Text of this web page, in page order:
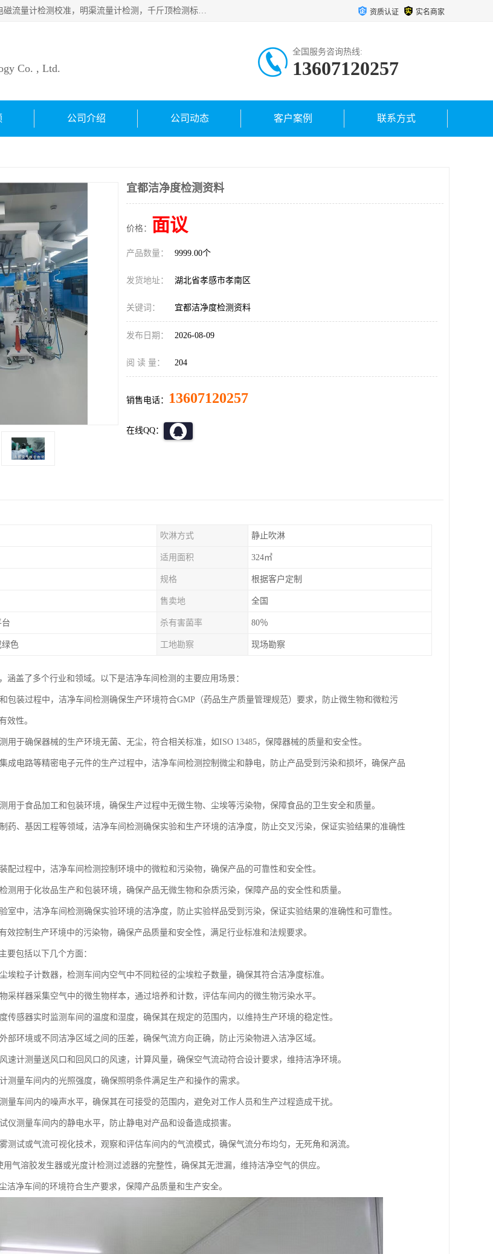
仪器仪表计量：压力表检测校准，燃气报警检测，可燃气体探测器检测，电磁流量计检测校准，明渠流量计检测，千斤顶检测标定，仪器校准，量具校准，仪表检测，仪器检测，计量设备校准；洁净室检测：洁净度检测，洁净厂房检测，无尘洁净室检测，悬浮粒子检测，*过滤器检测；安全阀校验：安全阀校验，安全阀检验，安全阀检测，安全阀年检，安全阀校正，安全阀校准； 资质认证 实名商家
Co. , Ltd.
全国服务咨询热线:
13607120257
公司介绍 公司动态 客户案例 联系方式
宜都洁净度检测资料
价格： 面议
产品数量： 9999.00个
发货地址： 湖北省孝感市孝南区
关键词： 宜都洁净度检测资料
发布日期： 2026-08-09
阅 读 量： 204
销售电话： 13607120257
在线QQ：
吹淋方式 静止吹淋
适用面积 324㎡
规格 根据客户定制
售卖地 全国
杀有害菌率 80％
绿色 工地勘察 现场勘察
涵盖了多个行业和领域。以下是洁净车间检测的主要应用场景：
包装过程中，洁净车间检测确保生产环境符合GMP（药品生产质量管理规范）要求，防止微生物和微粒污
效性。
用于确保器械的生产环境无菌、无尘，符合相关标准，如ISO 13485，保障器械的质量和安全性。
成电路等精密电子元件的生产过程中，洁净车间检测控制微尘和静电，防止产品受到污染和损坏，确保产品
用于食品加工和包装环境，确保生产过程中无微生物、尘埃等污染物，保障食品的卫生安全和质量。
药、基因工程等领域，洁净车间检测确保实验和生产环境的洁净度，防止交叉污染，保证实验结果的准确性
配过程中，洁净车间检测控制环境中的微粒和污染物，确保产品的可靠性和安全性。
测用于化妆品生产和包装环境，确保产品无微生物和杂质污染，保障产品的安全性和质量。
室中，洁净车间检测确保实验环境的洁净度，防止实验样品受到污染，保证实验结果的准确性和可靠性。
效控制生产环境中的污染物，确保产品质量和安全性，满足行业标准和法规要求。
要包括以下几个方面：
埃粒子计数器，检测车间内空气中不同粒径的尘埃粒子数量，确保其符合洁净度标准。
采样器采集空气中的微生物样本，通过培养和计数，评估车间内的微生物污染水平。
传感器实时监测车间的温度和湿度，确保其在规定的范围内，以维持生产环境的稳定性。
部环境或不同洁净区域之间的压差，确保气流方向正确，防止污染物进入洁净区域。
速计测量送风口和回风口的风速，计算风量，确保空气流动符合设计要求，维持洁净环境。
测量车间内的光照强度，确保照明条件满足生产和操作的需求。
量车间内的噪声水平，确保其在可接受的范围内，避免对工作人员和生产过程造成干扰。
仪测量车间内的静电水平，防止静电对产品和设备造成损害。
测试或气流可视化技术，观察和评估车间内的气流模式，确保气流分布均匀，无死角和涡流。
用气溶胶发生器或光度计检测过滤器的完整性，确保其无泄漏，维持洁净空气的供应。
洁净车间的环境符合生产要求，保障产品质量和生产安全。